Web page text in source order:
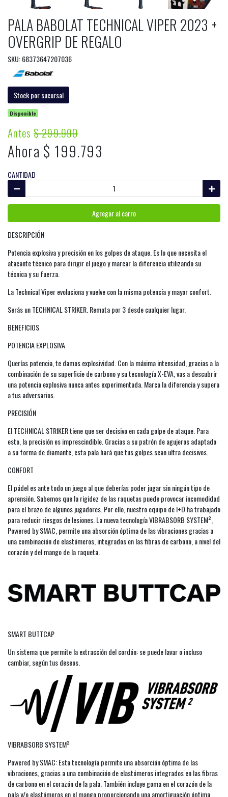
PALA BABOLAT TECHNICAL VIPER 2023 +
OVERGRIP DE REGALO
SKU: 68373647207036
Stock por sucursal
Disponible
Antes$ 299.990
Ahora $ 199.793
CANTIDAD
Agregar al carro
DESCRIPCIÓN
Potencia explosiva y precisión en los golpes de ataque. Es lo que necesita el
atacante técnico para dirigir el juego y marcar la diferencia utilizando su
técnica y su fuerza.
La Technical Viper evoluciona y vuelve con la misma potencia y mayor confort.
Serás un TECHNICAL STRIKER. Remata por 3 desde cualquier lugar.
BENEFICIOS
POTENCIA EXPLOSIVA
Querías potencia, te damos explosividad. Con la máxima intensidad, gracias a la
combinación de su superficie de carbono y su tecnología X-EVA, vas a descubrir
una potencia explosiva nunca antes experimentada. Marca la diferencia y supera
a tus adversarios.
PRECISIÓN
El TECHNICAL STRIKER tiene que ser decisivo en cada golpe de ataque. Para
esto, la precisión es imprescindible. Gracias a su patrón de agujeros adaptado
a su forma de diamante, esta pala hará que tus golpes sean ultra decisivos.
CONFORT
El pádel es ante todo un juego al que deberías poder jugar sin ningún tipo de
aprensión. Sabemos que la rigidez de las raquetas puede provocar incomodidad
para el brazo de algunos jugadores. Por ello, nuestro equipo de I+D ha trabajado
para reducir riesgos de lesiones. La nueva tecnología VIBRABSORB SYSTEM²,
Powered by SMAC, permite una absorción óptima de las vibraciones gracias a
una combinación de elastómeros, integrados en las fibras de carbono, a nivel del
corazón y del mango de la raqueta.
SMART BUTTCAP
Un sistema que permite la extracción del cordón: se puede lavar o incluso
cambiar, según tus deseos.
VIBRABSORB SYSTEM²
Powered by SMAC: Esta tecnología permite una absorción óptima de las
vibraciones, gracias a una combinación de elastómeros integrados en las fibras
de carbono en el corazón de la pala. También incluye goma en el corazón de la
pala y/o elastómeros en el mango proporcionando una amortiguación óptima.